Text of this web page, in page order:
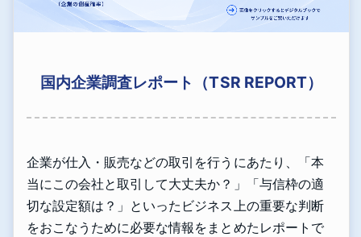
国内企業調査レポート（TSR REPORT）
企業が仕入・販売などの取引を行うにあたり、「本
当にこの会社と取引して大丈夫か？」「与信枠の適
切な設定額は？」といったビジネス上の重要な判断
をおこなうために必要な情報をまとめたレポートで